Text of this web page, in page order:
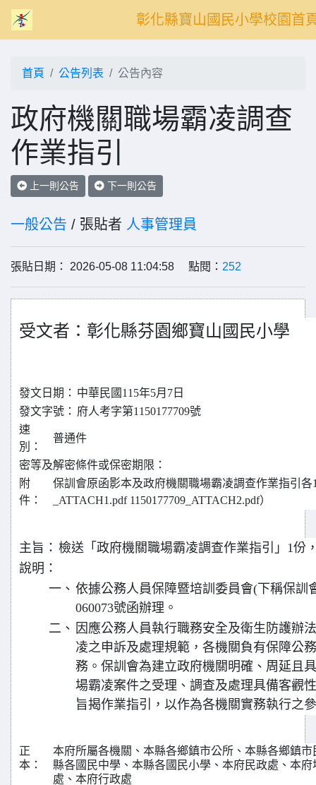
彰化縣寶山國民小學校園首
首頁 公告列表 公告內容
政府機關職場霸凌調查
作業指引
上一則公告 下一則公告
一般公告 / 張貼者 人事管理員
張貼日期： 2026-05-08 11:04:58 點閱： 252
受文者：彰化縣芬園鄉寶山國民小學
發文日期： 中華民國115年5月7日
發文字號： 府人考字第1150177709號
速
別：
普通件
密等及解密條件或保密期限：
附
件：
保訓會原函影本及政府機關職場霸凌調查作業指引各
_ATTACH1.pdf 1150177709_ATTACH2.pdf）
主旨： 檢送「政府機關職場霸凌調查作業指引」1份
說明：
一、 依據公務人員保障暨培訓委員會(下稱保訓
060073號函辦理。
二、 因應公務人員執行職務安全及衛生防護辦
凌之申訴及處理規範，各機關負有保障公
務。保訓會為建立政府機關明確、周延且
場霸凌案件之受理、調查及處理具備客觀
旨揭作業指引，以作為各機關實務執行之
正
本：
本府所屬各機關、本縣各鄉鎮市公所、本縣各鄉鎮
縣各國民中學、本縣各國民小學、本府民政處、本
處、本府行政處